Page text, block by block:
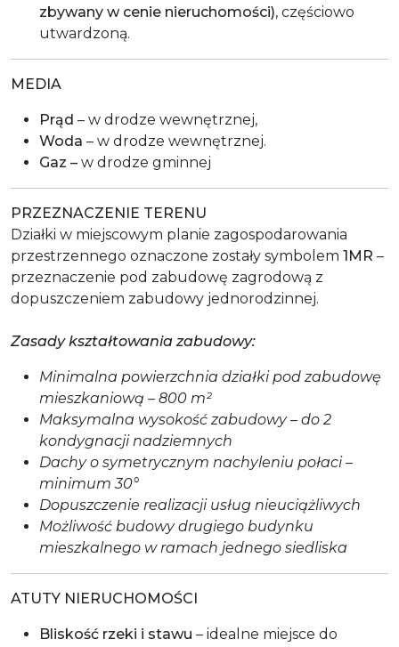
zbywany w cenie nieruchomości), częściowo
utwardzoną.
MEDIA
Prąd – w drodze wewnętrznej,
Woda – w drodze wewnętrznej.
Gaz – w drodze gminnej
PRZEZNACZENIE TERENU
Działki w miejscowym planie zagospodarowania
przestrzennego oznaczone zostały symbolem 1MR –
przeznaczenie pod zabudowę zagrodową z
dopuszczeniem zabudowy jednorodzinnej.
Zasady kształtowania zabudowy:
Minimalna powierzchnia działki pod zabudowę
mieszkaniową – 800 m²
Maksymalna wysokość zabudowy – do 2
kondygnacji nadziemnych
Dachy o symetrycznym nachyleniu połaci –
minimum 30°
Dopuszczenie realizacji usług nieuciążliwych
Możliwość budowy drugiego budynku
mieszkalnego w ramach jednego siedliska
ATUTY NIERUCHOMOŚCI
Bliskość rzeki i stawu – idealne miejsce do